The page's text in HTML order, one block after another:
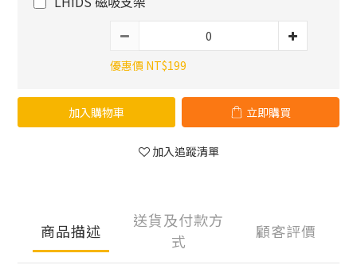
優惠價 NT$199
加入購物車 立即購買
加入追蹤清單
商品描述
送貨及付款方
式
顧客評價